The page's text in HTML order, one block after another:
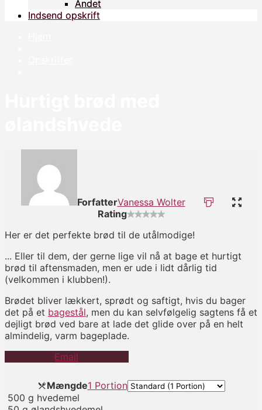
Andet
Indsend opskrift
Andet
Indsend opskrift
ForfatterVanessa Wolter
Rating
Her er det perfekte brød til de utålmodige!
... Eller til dem, der gerne lige vil nå at bage et hurtigt
brød til aftensmaden, men er ude i lidt dårlig tid
(velkommen i klubben!).
Brødet bliver lækkert, sprødt og saftigt, hvis du bager
det på et bagestål, men du kan selvfølgelig sagtens få et
dejligt brød ved bare at lade det glide over på en helt
almindelig, varm bageplade.
Email
Mængde1 Portion
500 g hvedemel